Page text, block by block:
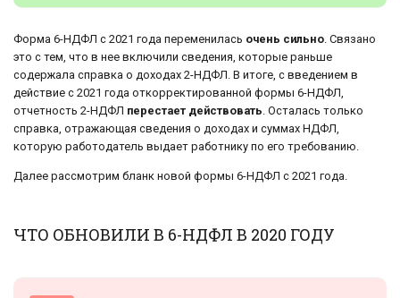
Форма 6-НДФЛ с 2021 года переменилась очень сильно. Связано
это с тем, что в нее включили сведения, которые раньше
содержала справка о доходах 2-НДФЛ. В итоге, с введением в
действие с 2021 года откорректированной формы 6-НДФЛ,
отчетность 2-НДФЛ перестает действовать. Осталась только
справка, отражающая сведения о доходах и суммах НДФЛ,
которую работодатель выдает работнику по его требованию.
Далее рассмотрим бланк новой формы 6-НДФЛ с 2021 года.
ЧТО ОБНОВИЛИ В 6-НДФЛ В 2020 ГОДУ